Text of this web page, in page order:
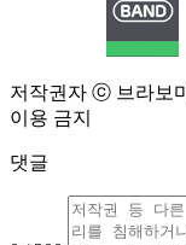
저작권자 ⓒ 브라보
이용 금지
댓글